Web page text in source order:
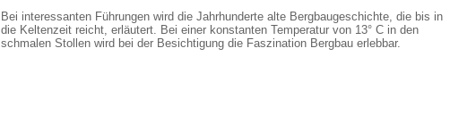
Bei interessanten Führungen wird die Jahrhunderte alte Bergbaugeschichte, die bis in
die Keltenzeit reicht, erläutert. Bei einer konstanten Temperatur von 13° C in den
schmalen Stollen wird bei der Besichtigung die Faszination Bergbau erlebbar.